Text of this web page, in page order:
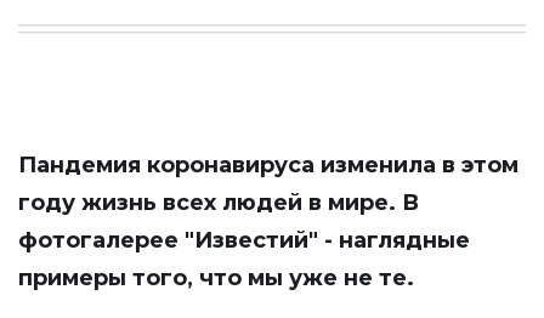
Пандемия коронавируса изменила в этом
году жизнь всех людей в мире. В
фотогалерее "Известий" - наглядные
примеры того, что мы уже не те.